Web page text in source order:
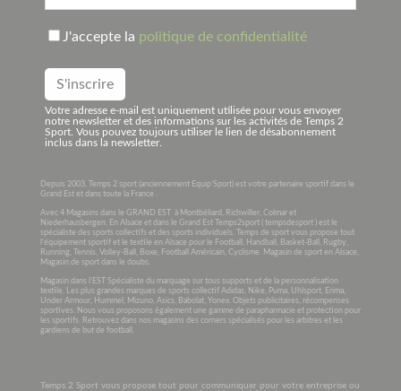
J'accepte la politique de confidentialité
Votre adresse e-mail est uniquement utilisée pour vous envoyer
notre newsletter et des informations sur les activités de Temps 2
Sport. Vous pouvez toujours utiliser le lien de désabonnement
inclus dans la newsletter.
Depuis 2003, Temps 2 sport (anciennement Equip’Sport) est votre partenaire sportif dans le
Grand Est et dans toute la France .
Avec 4 Magasins dans le GRAND EST à Montbéliard, Richwiller, Colmar et
Niederhausbergen. En Alsace et dans le Grand Est Temps2sport ( tempsdesport ) est le
spécialiste des sports collectifs et des sports individuels. Temps de sport vous propose tout
l’équipement sportif et le textile en Alsace pour le Football, Handball, Basket-Ball, Rugby,
Running, Tennis, Volley-Ball, Boxe, Football Américain, Cyclisme. Magasin de sport en Alsace,
Magasin de sport dans le doubs.
Magasin dans l’EST Spécialiste du marquage sur tous supports et de la personnalisation
textile. Les plus grandes marques de sports collectif Adidas, Nike, Puma, Uhlsport, Erima,
Under Armour, Hummel, Mizuno, Asics, Babolat, Yonex. Objets publicitaires, récompenses
sportives. Nous vous proposons également une gamme de parapharmacie et protection pour
les sportifs. Retrouvez dans nos magasins des corners spécialisés pour les arbitres et les
gardiens de but de football.
Temps 2 Sport vous propose tout pour communiquer pour votre entreprise ou